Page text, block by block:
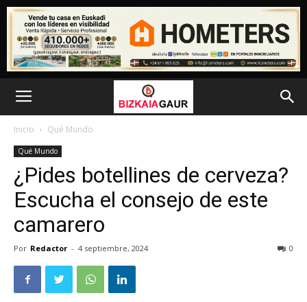
Inicio Qué Mundo
Qué Mundo
¿Pides botellines de cerveza?
Escucha el consejo de este
camarero
Por Redactor - 4 septiembre, 2024 0